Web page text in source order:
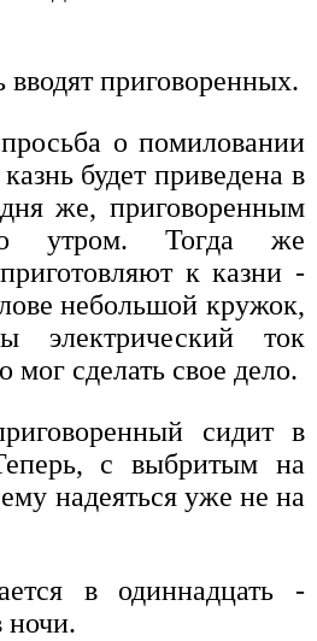
вводят приговоренных.
о помиловании
будет приведена в
же, приговоренным
утром. Тогда же
к казни -
небольшой кружок,
электрический ток
мог сделать свое дело.
сидит в
с выбритым на
надеяться уже не на
в одиннадцать -
ночи.